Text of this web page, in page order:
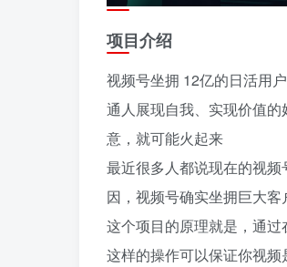
项目介绍
视频号坐拥 12亿的日活用
通人展现自我、实现价值
意，就可能火起来
最近很多人都说现在的视
因，视频号确实坐拥巨大客
这个项目的原理就是，通
这样的操作可以保证你视